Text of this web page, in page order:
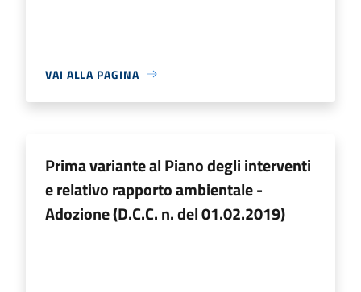
VAI ALLA PAGINA
Prima variante al Piano degli interventi
e relativo rapporto ambientale -
Adozione (D.C.C. n. del 01.02.2019)